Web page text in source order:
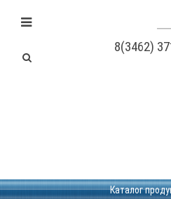
8(3462)
Каталог